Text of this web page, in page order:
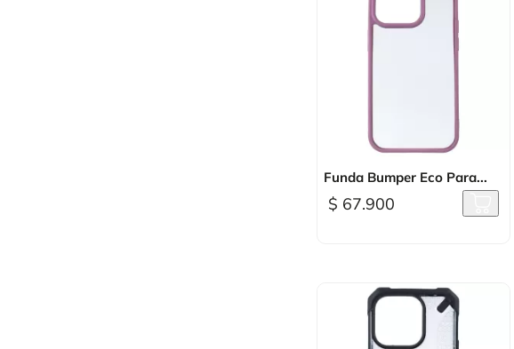
Vista rápida
Funda Bumper Eco Para...
$ 67.900